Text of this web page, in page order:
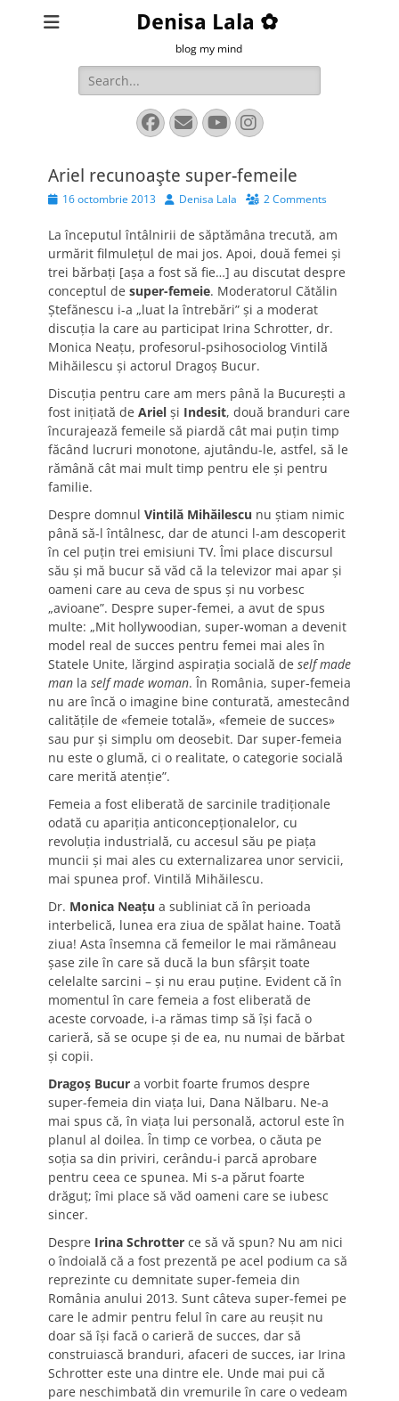
Denisa Lala ✿
blog my mind
Search
for:
Facebook
EmailYouTube
Instagram
Ariel recunoaşte super-femeile
Posted16 octombrie 2013 AuthorDenisa Lala 2 Comments
La începutul întâlnirii de săptămâna trecută, am
urmărit filmuleţul de mai jos. Apoi, două femei şi
trei bărbaţi [aşa a fost să fie…] au discutat despre
conceptul de super-femeie. Moderatorul Cătălin
Ştefănescu i-a „luat la întrebări” şi a moderat
discuţia la care au participat Irina Schrotter, dr.
Monica Neaţu, profesorul-psihosociolog Vintilă
Mihăilescu şi actorul Dragoş Bucur.
Discuţia pentru care am mers până la Bucureşti a
fost iniţiată de Ariel şi Indesit, două branduri care
încurajează femeile să piardă cât mai puţin timp
făcând lucruri monotone, ajutându-le, astfel, să le
rămână cât mai mult timp pentru ele şi pentru
familie.
Despre domnul Vintilă Mihăilescu nu ştiam nimic
până să-l întâlnesc, dar de atunci l-am descoperit
în cel puţin trei emisiuni TV. Îmi place discursul
său şi mă bucur să văd că la televizor mai apar şi
oameni care au ceva de spus şi nu vorbesc
„avioane”. Despre super-femei, a avut de spus
multe: „Mit hollywoodian, super-woman a devenit
model real de succes pentru femei mai ales în
Statele Unite, lărgind aspiraţia socială de self made
man la self made woman. În România, super-femeia
nu are încă o imagine bine conturată, amestecând
calităţile de «femeie totală», «femeie de succes»
sau pur şi simplu om deosebit. Dar super-femeia
nu este o glumă, ci o realitate, o categorie socială
care merită atenţie”.
Femeia a fost eliberată de sarcinile tradiţionale
odată cu apariţia anticoncepţionalelor, cu
revoluţia industrială, cu accesul său pe piaţa
muncii şi mai ales cu externalizarea unor servicii,
mai spunea prof. Vintilă Mihăilescu.
Dr. Monica Neaţu a subliniat că în perioada
interbelică, lunea era ziua de spălat haine. Toată
ziua! Asta însemna că femeilor le mai rămâneau
şase zile în care să ducă la bun sfârşit toate
celelalte sarcini – şi nu erau puţine. Evident că în
momentul în care femeia a fost eliberată de
aceste corvoade, i-a rămas timp să îşi facă o
carieră, să se ocupe şi de ea, nu numai de bărbat
şi copii.
Dragoş Bucur a vorbit foarte frumos despre
super-femeia din viaţa lui, Dana Nălbaru. Ne-a
mai spus că, în viaţa lui personală, actorul este în
planul al doilea. În timp ce vorbea, o căuta pe
soţia sa din priviri, cerându-i parcă aprobare
pentru ceea ce spunea. Mi s-a părut foarte
drăguţ; îmi place să văd oameni care se iubesc
sincer.
Despre Irina Schrotter ce să vă spun? Nu am nici
o îndoială că a fost prezentă pe acel podium ca să
reprezinte cu demnitate super-femeia din
România anului 2013. Sunt câteva super-femei pe
care le admir pentru felul în care au reuşit nu
doar să îşi facă o carieră de succes, dar să
construiască branduri, afaceri de succes, iar Irina
Schrotter este una dintre ele. Unde mai pui că
pare neschimbată din vremurile în care o vedeam